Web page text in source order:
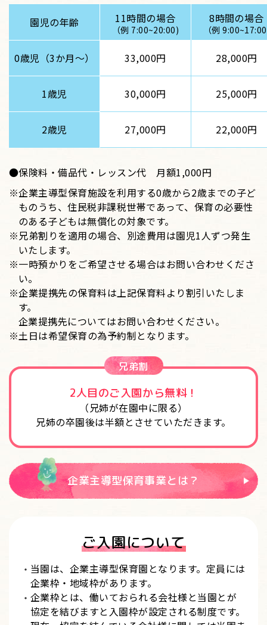
園児の年齢 11時間の場合
（例 7:00~20:00)
8時間の場合
（例
0歳児（3か月〜） 33,000円 28,000円
1歳児 30,000円 25,000円
2歳児 27,000円 22,000円
●保険料・備品代・レッスン代 月額1,000円
※企業主導型保育施設を利用する0歳から2歳までの子ど
ものうち、住民税非課税世帯であって、保育の必要性
のある子どもは無償化の対象です。
※兄弟割りを適用の場合、別途費用は園児1人ずつ発生
いたします。
※一時預かりをご希望させる場合はお問い合わせくださ
い。
※企業提携先の保育料は上記保育料より割引いたしま
す。
企業提携先についてはお問い合わせください。
※土日は希望保育の為予約制となります。
兄弟割
2人目のご入園から無料！
（兄姉が在園中に限る）
兄姉の卒園後は半額とさせていただきます。
企業主導型保育事業とは？
ご入園について
当園は、企業主導型保育園となります。定員には
企業枠・地域枠があります。
企業枠とは、働いておられる会社様と当園とが
協定を結びますと入園枠が設定される制度です。